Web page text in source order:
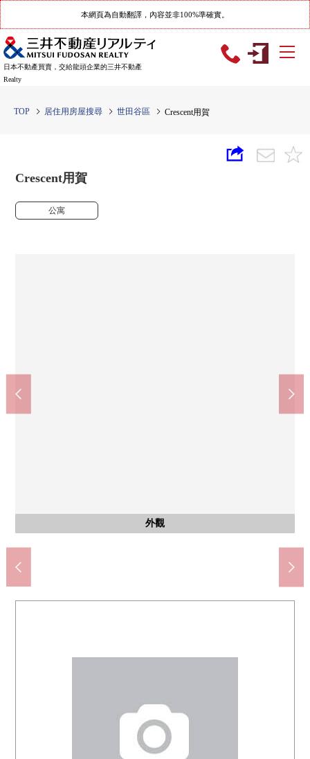
本網頁為自動翻譯，內容並非100%準確實。
日本不動產買賣，交給龍頭企業的三井不動產
Realty
TOP 居住用房屋搜尋 世田谷區 Crescent用賀
Crescent用賀
公寓
外觀
入口
共有部分
共有部分
信箱
共有部分
宅配保管櫃
客廳
客廳
客廳
客廳
廚房
廚房
廚房
廚房
公共汽車
公共汽車
洗臉
洗臉
其他
設備
卧室
卧室
卧室
卧室
卧室
卧室
共有部分
共用部分
ＯＫ用賀站前店(約330m)
步行5分鐘。
Lawson用賀2丁目商店(約200m)
步行3分鐘。
COCOKARA FINE用賀站前店(約420m)
步行6分鐘。
用賀站前郵局(約510m)
步行7分鐘。
小島×BIC CAMERA用賀商店(約160m)
步行2分鐘。
世田谷區立櫻町小學(約780m)
步行10分鐘。
世田谷區立瀨田中學(約1000m)
步行13分鐘。